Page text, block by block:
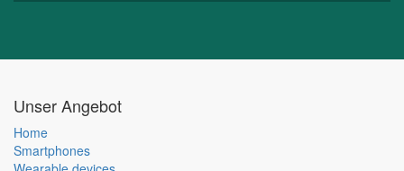
Unser Angebot
Home
Smartphones